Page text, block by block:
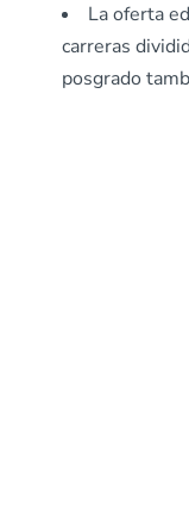
La oferta
carreras
posgrado